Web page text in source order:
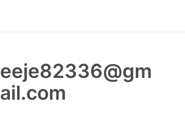
eeje82336@gm
ail.com